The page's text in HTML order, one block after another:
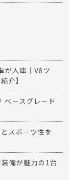
が入庫｜V8ツ
介】
ベースグレード
スポーツ性を
備が魅力の1台